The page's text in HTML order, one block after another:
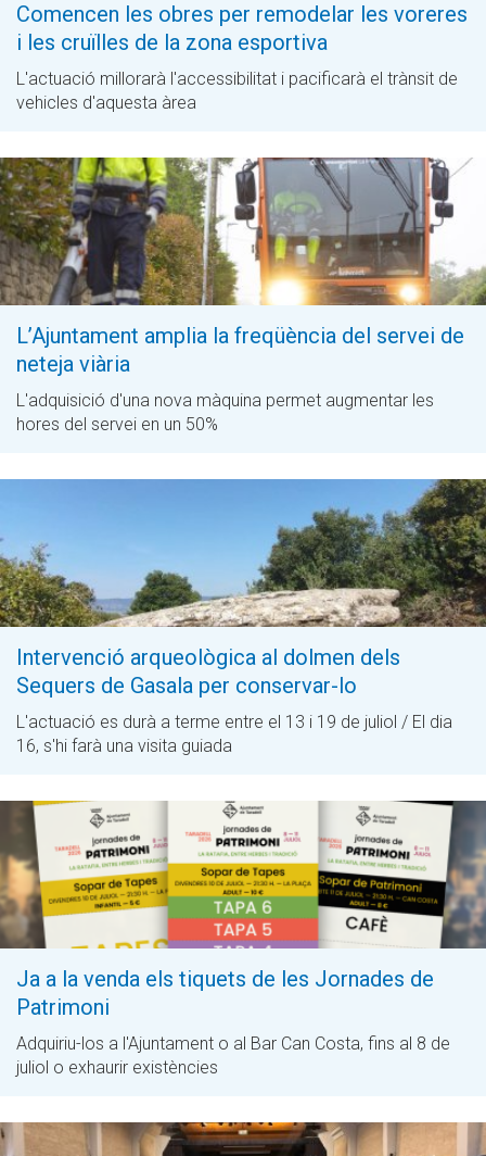
Comencen les obres per remodelar les voreres
i les cruïlles de la zona esportiva
L'actuació millorarà l'accessibilitat i pacificarà el trànsit de
vehicles d'aquesta àrea
L’Ajuntament amplia la freqüència del servei de
neteja viària
L'adquisició d'una nova màquina permet augmentar les
hores del servei en un 50%
Intervenció arqueològica al dolmen dels
Sequers de Gasala per conservar-lo
L'actuació es durà a terme entre el 13 i 19 de juliol / El dia
16, s'hi farà una visita guiada
Ja a la venda els tiquets de les Jornades de
Patrimoni
Adquiriu-los a l'Ajuntament o al Bar Can Costa, fins al 8 de
juliol o exhaurir existències